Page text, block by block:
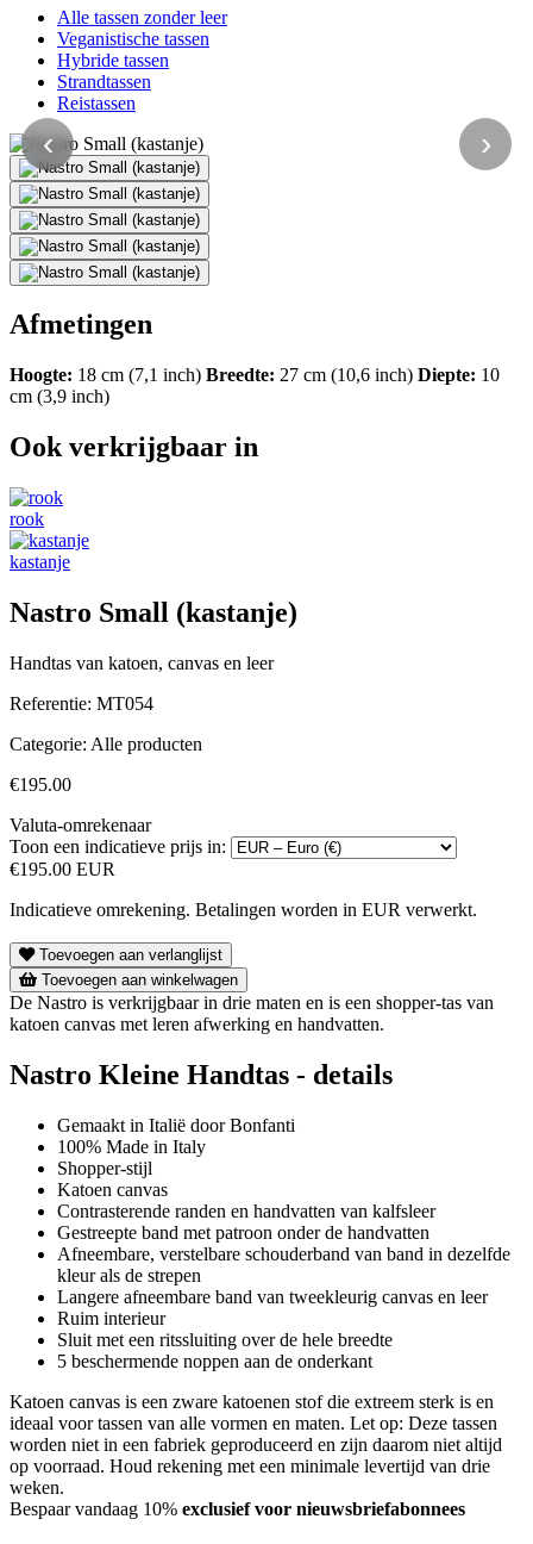
Alle tassen zonder leer
Veganistische tassen
Hybride tassen
Strandtassen
Reistassen
‹ ›
Afmetingen
Hoogte: 18 cm (7,1 inch) Breedte: 27 cm (10,6 inch) Diepte: 10
cm (3,9 inch)
Ook verkrijgbaar in
rook
kastanje
Nastro Small (kastanje)
Handtas van katoen, canvas en leer
Referentie: MT054
Categorie: Alle producten
€195.00
Valuta-omrekenaar
Toon een indicatieve prijs in:
€195.00 EUR
Indicatieve omrekening. Betalingen worden in EUR verwerkt.
Toevoegen aan verlanglijst
Toevoegen aan winkelwagen
De Nastro is verkrijgbaar in drie maten en is een shopper-tas van
katoen canvas met leren afwerking en handvatten.
Nastro Kleine Handtas - details
Gemaakt in Italië door Bonfanti
100% Made in Italy
Shopper-stijl
Katoen canvas
Contrasterende randen en handvatten van kalfsleer
Gestreepte band met patroon onder de handvatten
Afneembare, verstelbare schouderband van band in dezelfde
kleur als de strepen
Langere afneembare band van tweekleurig canvas en leer
Ruim interieur
Sluit met een ritssluiting over de hele breedte
5 beschermende noppen aan de onderkant
Katoen canvas is een zware katoenen stof die extreem sterk is en
ideaal voor tassen van alle vormen en maten. Let op: Deze tassen
worden niet in een fabriek geproduceerd en zijn daarom niet altijd
op voorraad. Houd rekening met een minimale levertijd van drie
weken.
Bespaar vandaag 10% exclusief voor nieuwsbriefabonnees